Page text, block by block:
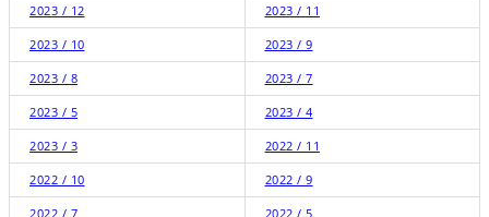
2023 / 12 2023 / 11
2023 / 10 2023 / 9
2023 / 8 2023 / 7
2023 / 5 2023 / 4
2023 / 3 2022 / 11
2022 / 10 2022 / 9
2022 / 7 2022 / 5